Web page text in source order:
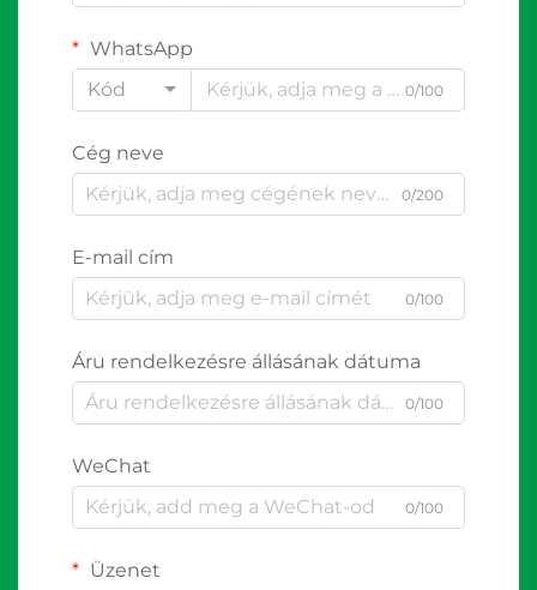
WhatsApp
Kód
0/100
Cég neve
0/200
E-mail cím
0/100
Áru rendelkezésre állásának dátuma
0/100
WeChat
0/100
Üzenet